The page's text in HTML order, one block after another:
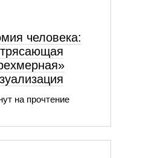
человека:
на прочтение